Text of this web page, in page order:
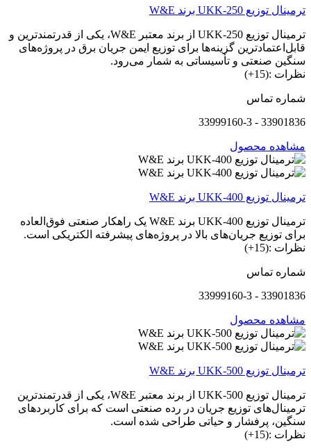
ترمینال توزیع UKK-250 برند W&E
ترمینال توزیع UKK-250 از برند معتبر W&E، یکی از قدرتمندترین و
قابل‌اعتمادترین گزینه‌ها برای توزیع ایمن جریان برق در پروژه‌های
سنگین صنعتی و تأسیساتی به شمار می‌رود.
نظرات :(15+)
شماره تماس
33901836 - 33999160-3
مشاهده محصول
ترمینال توزیع UKK-400 برند W&E
ترمینال توزیع UKK-400 برند W&E یک راهکار صنعتی فوق‌العاده
برای توزیع جریان‌های بالا در پروژه‌های پیشرفته الکتریکی است.
نظرات :(15+)
شماره تماس
33901836 - 33999160-3
مشاهده محصول
ترمینال توزیع UKK-500 برند W&E
ترمینال توزیع UKK-500 از برند معتبر W&E، یکی از قدرتمندترین
ترمینال‌های توزیع جریان در رده صنعتی است که برای کاربردهای
سنگین، پرفشار و حیاتی طراحی شده است.
نظرات :(15+)